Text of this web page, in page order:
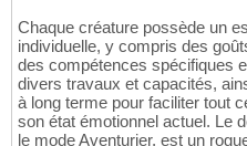
Chaque créature possède un
individuelle, y compris des
des compétences spécifiques
divers travaux et capacités,
à long terme pour faciliter tout
son état émotionnel actuel. Le
le mode Aventurier, est un